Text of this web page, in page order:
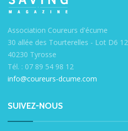
Association Coureurs d'écume
30 allée des Tourterelles - Lot D6 12
40230 Tyrosse
Tél. : 07 89 54 98 12
info@coureurs-dcume.com
SUIVEZ-NOUS